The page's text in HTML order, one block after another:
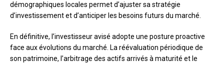
démographiques locales permet d’ajuster sa stratégie
d’investissement et d’anticiper les besoins futurs du marché.
En définitive, l’investisseur avisé adopte une posture proactive
face aux évolutions du marché. La réévaluation périodique de
son patrimoine, l’arbitrage des actifs arrivés à maturité et le